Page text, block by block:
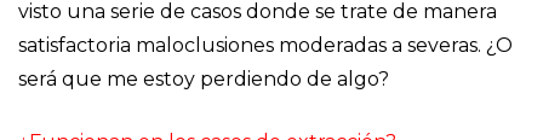
visto una serie de casos donde se trate de manera
satisfactoria maloclusiones moderadas a severas. ¿O
será que me estoy perdiendo de algo?